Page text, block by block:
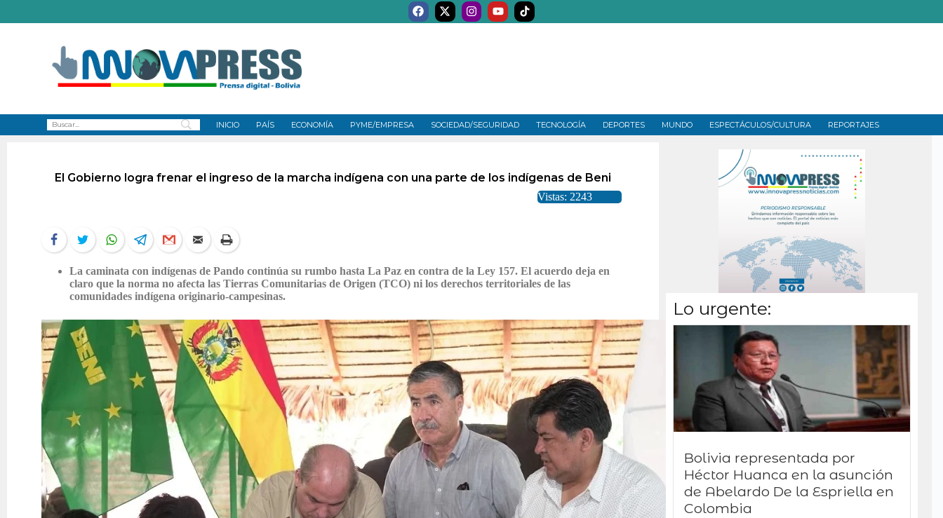
INICIO PAÍS ECONOMÍA PYME/EMPRESA SOCIEDAD/SEGURIDAD TECNOLOGÍA DEPORTES MUNDO ESPECTÁCULOS/CULTURA REPORTAJES
El Gobierno logra frenar el ingreso de la marcha indígena con una parte de los indígenas de Beni
Vistas: 2243
La caminata con indígenas de Pando continúa su rumbo hasta La Paz en contra de la Ley 157. El acuerdo deja en
claro que la norma no afecta las Tierras Comunitarias de Origen (TCO) ni los derechos territoriales de las
comunidades indígena originario-campesinas.
Lo urgente:
Bolivia representada por
Héctor Huanca en la asunción
de Abelardo De la Espriella en
Colombia